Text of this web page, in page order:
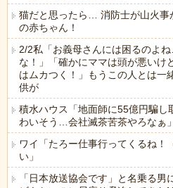
猫だと思ったら… 消防士が山火事
の赤ちゃん！
2/2私「お義母さんには困るのよ
な！」「確かにママは頭が悪いけ
はムカつく！」もうこの人とは一
供が
積水ハウス「地面師に55億円騙
わいそう…会社滅茶苦茶やろなぁ」
ワイ「たろー仕事行ってくるね
い」
「日本放送協会です」と名乗る